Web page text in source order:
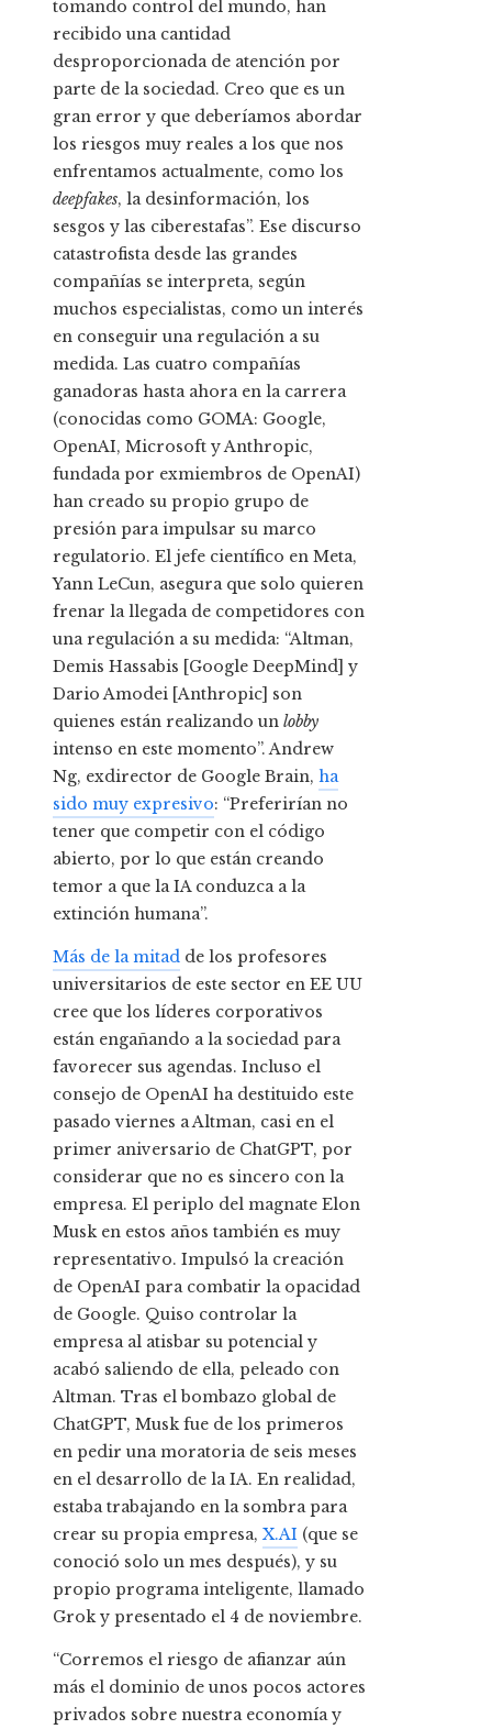
tomando control del mundo, han
recibido una cantidad
desproporcionada de atención por
parte de la sociedad. Creo que es un
gran error y que deberíamos abordar
los riesgos muy reales a los que nos
enfrentamos actualmente, como los
deepfakes, la desinformación, los
sesgos y las ciberestafas”. Ese discurso
catastrofista desde las grandes
compañías se interpreta, según
muchos especialistas, como un interés
en conseguir una regulación a su
medida. Las cuatro compañías
ganadoras hasta ahora en la carrera
(conocidas como GOMA: Google,
OpenAI, Microsoft y Anthropic,
fundada por exmiembros de OpenAI)
han creado su propio grupo de
presión para impulsar su marco
regulatorio. El jefe científico en Meta,
Yann LeCun, asegura que solo quieren
frenar la llegada de competidores con
una regulación a su medida: “Altman,
Demis Hassabis [Google DeepMind] y
Dario Amodei [Anthropic] son
quienes están realizando un lobby
intenso en este momento”. Andrew
Ng, exdirector de Google Brain, ha
sido muy expresivo: “Preferirían no
tener que competir con el código
abierto, por lo que están creando
temor a que la IA conduzca a la
extinción humana”.
Más de la mitad de los profesores
universitarios de este sector en EE UU
cree que los líderes corporativos
están engañando a la sociedad para
favorecer sus agendas. Incluso el
consejo de OpenAI ha destituido este
pasado viernes a Altman, casi en el
primer aniversario de ChatGPT, por
considerar que no es sincero con la
empresa. El periplo del magnate Elon
Musk en estos años también es muy
representativo. Impulsó la creación
de OpenAI para combatir la opacidad
de Google. Quiso controlar la
empresa al atisbar su potencial y
acabó saliendo de ella, peleado con
Altman. Tras el bombazo global de
ChatGPT, Musk fue de los primeros
en pedir una moratoria de seis meses
en el desarrollo de la IA. En realidad,
estaba trabajando en la sombra para
crear su propia empresa, X.AI (que se
conoció solo un mes después), y su
propio programa inteligente, llamado
Grok y presentado el 4 de noviembre.
“Corremos el riesgo de afianzar aún
más el dominio de unos pocos actores
privados sobre nuestra economía y